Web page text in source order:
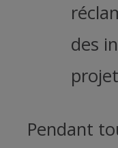
des
Pendant